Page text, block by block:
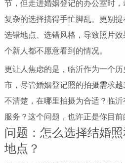
节，但走进婚姻登记的办公室时，
复杂的选择搞得手忙脚乱。更别提
选错地点、选错风格，导致照片
个新人都不愿意看到的情况。
更让人焦虑的是，临沂作为一个
市，尽管婚姻登记照的拍摄需求
不清楚，在哪里拍摄为合适？临
服务？这个问题，也许正是你目前
问题：怎么选择结婚
地点？